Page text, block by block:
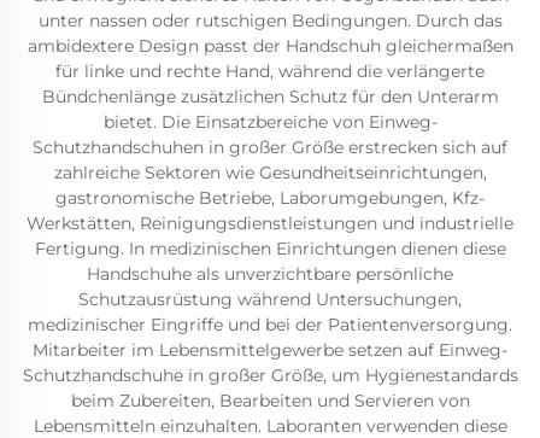
unter nassen oder rutschigen Bedingungen. Durch das
ambidextere Design passt der Handschuh gleichermaßen
für linke und rechte Hand, während die verlängerte
Bündchenlänge zusätzlichen Schutz für den Unterarm
bietet. Die Einsatzbereiche von Einweg-
Schutzhandschuhen in großer Größe erstrecken sich auf
zahlreiche Sektoren wie Gesundheitseinrichtungen,
gastronomische Betriebe, Laborumgebungen, Kfz-
Werkstätten, Reinigungsdienstleistungen und industrielle
Fertigung. In medizinischen Einrichtungen dienen diese
Handschuhe als unverzichtbare persönliche
Schutzausrüstung während Untersuchungen,
medizinischer Eingriffe und bei der Patientenversorgung.
Mitarbeiter im Lebensmittelgewerbe setzen auf Einweg-
Schutzhandschuhe in großer Größe, um Hygienestandards
beim Zubereiten, Bearbeiten und Servieren von
Lebensmitteln einzuhalten. Laboranten verwenden diese